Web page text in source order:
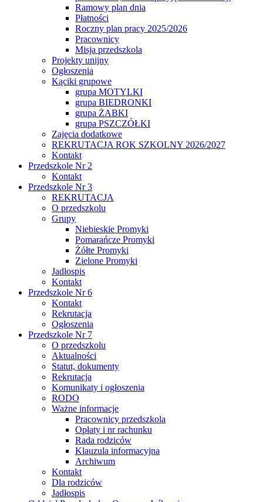
Ramowy plan dnia
Płatności
Roczny plan pracy 2025/2026
Pracownicy
Misja przedszkola
Projekty unijny
Ogłoszenia
Kąciki grupowe
grupa MOTYLKI
grupa BIEDRONKI
grupa ŻABKI
grupa PSZCZÓŁKI
Zajęcia dodatkowe
REKRUTACJA ROK SZKOLNY 2026/2027
Kontakt
Przedszkole Nr 2
Kontakt
Przedszkole Nr 3
REKRUTACJA
O przedszkolu
Grupy
Niebieskie Promyki
Pomarańcze Promyki
Żółte Promyki
Zielone Promyki
Jadłospis
Kontakt
Przedszkole Nr 6
Kontakt
Rekrutacja
Ogłoszenia
Przedszkole Nr 7
O przedszkolu
Aktualności
Statut, dokumenty
Rekrutacja
Komunikaty i ogłoszenia
RODO
Ważne informacje
Pracownicy przedszkola
Opłaty i nr rachunku
Rada rodziców
Klauzula informacyjna
Archiwum
Kontakt
Dla rodziców
Jadłospis